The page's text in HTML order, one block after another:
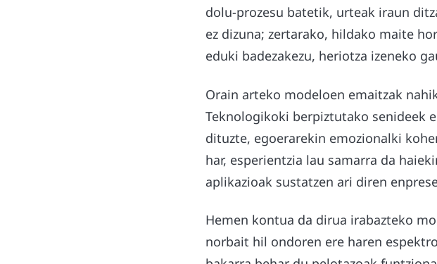
dolu-prozesu batetik, urteak iraun
ez dizuna; zertarako, hildako maite
eduki badezakezu, heriotza izeneko
Orain arteko modeloen emaitzak
Teknologikoki berpiztutako senideek
dituzte, egoerarekin emozionalki
har, esperientzia lau samarra da
aplikazioak sustatzen ari diren
Hemen kontua da dirua irabazteko
norbait hil ondoren ere haren